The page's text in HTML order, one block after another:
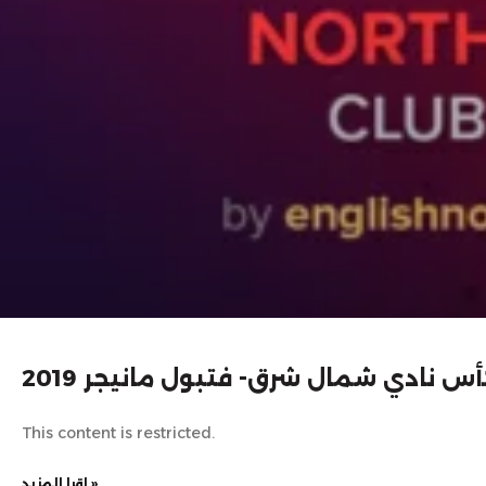
نادي شمال شرق- فتبول مانيجر 2019
This content is restricted.